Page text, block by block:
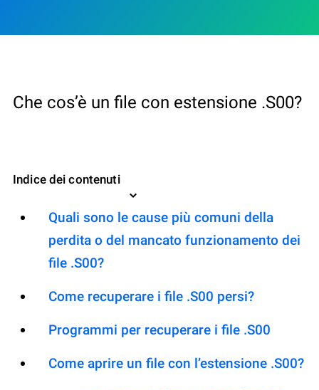
Che cos’è un file con estensione .S00?
Indice dei contenuti
Quali sono le cause più comuni della
perdita o del mancato funzionamento dei
file .S00?
Come recuperare i file .S00 persi?
Programmi per recuperare i file .S00
Come aprire un file con l’estensione .S00?